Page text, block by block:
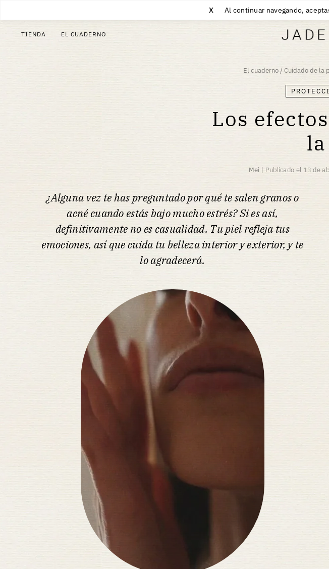
Al continuar navegando,
X DEVOLUCIONES
TIENDA EL CUADERNO
El cuaderno/Cuidado de la
Los
Mei | Publicado el 13 de
¿Alguna vez te has preguntado por qué te salen granos o
acné cuando estás bajo mucho estrés? Si es así,
definitivamente no es casualidad. Tu piel refleja tus
emociones, así que cuida tu belleza interior y exterior, y te
lo agradecerá.